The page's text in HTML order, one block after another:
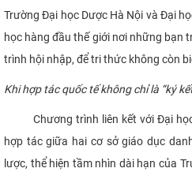
CỰU NGƯỜI HỌC
Trường Đại học Dược Hà Nội và Đại
học hàng đầu thế giới nơi những bạn
trình hội nhập, để tri thức không còn
Khi hợp tác quốc tế không chỉ là “ký
Chương trình liên kết với Đại học
hợp tác giữa hai cơ sở giáo dục
lược, thể hiện tầm nhìn dài hạn của